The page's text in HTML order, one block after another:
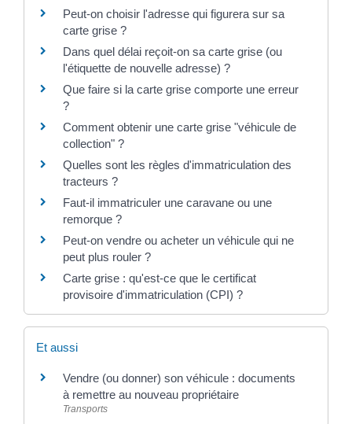
Peut-on choisir l'adresse qui figurera sur sa
carte grise ?
Dans quel délai reçoit-on sa carte grise (ou
l'étiquette de nouvelle adresse) ?
Que faire si la carte grise comporte une erreur
?
Comment obtenir une carte grise "véhicule de
collection" ?
Quelles sont les règles d'immatriculation des
tracteurs ?
Faut-il immatriculer une caravane ou une
remorque ?
Peut-on vendre ou acheter un véhicule qui ne
peut plus rouler ?
Carte grise : qu'est-ce que le certificat
provisoire d'immatriculation (CPI) ?
Et aussi
Vendre (ou donner) son véhicule : documents
à remettre au nouveau propriétaire
Transports